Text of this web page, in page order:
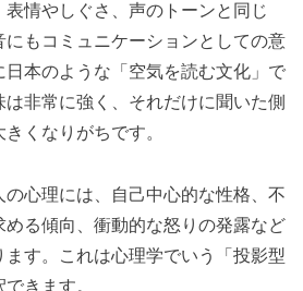
表情やしぐさ、声のトーンと同じ
にもコミュニケーションとしての意
日本のような「空気を読む文化」で
非常に強く、それだけに聞いた側
くなりがちです。
の心理には、自己中心的な性格、不
る傾向、衝動的な怒りの発露など
す。これは心理学でいう「投影型
きます。